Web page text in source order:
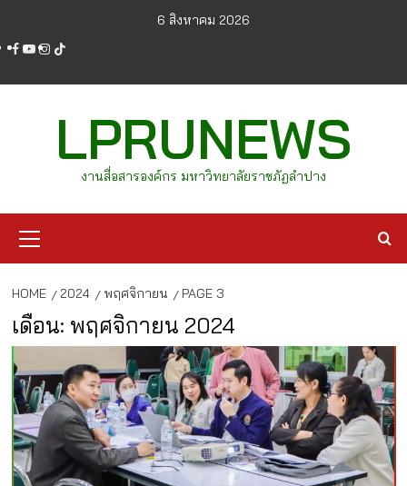
content
6 สิงหาคม 2026
facebook
youtube
instagram
tiktok
LPRUNEWS
งานสื่อสารองค์กร มหาวิทยาลัยราชภัฏลำปาง
Menu
HOME 2024 พฤศจิกายน PAGE 3
เดือน: พฤศจิกายน 2024